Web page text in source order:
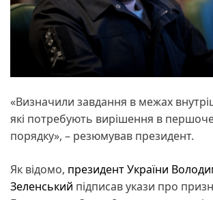
«Визначили завдання в межах
які потребують вирішення в
порядку», – резюмував президент.
Як відомо, президент України
Зеленський підписав укази про